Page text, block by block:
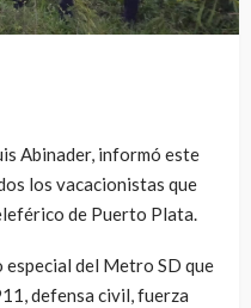
Abinader, informó este
los vacacionistas que
de Puerto Plata.
especial del Metro SD que
defensa civil, fuerza